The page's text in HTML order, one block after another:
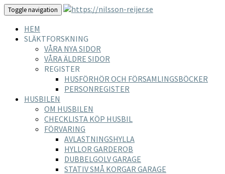
Toggle navigation
HEM
SLÄKTFORSKNING
VÅRA NYA SIDOR
VÅRA ÄLDRE SIDOR
REGISTER
HUSFÖRHÖR OCH FÖRSAMLINGSBÖCKER
PERSONREGISTER
HUSBILEN
OM HUSBILEN
CHECKLISTA KÖP HUSBIL
FÖRVARING
AVLASTNINGSHYLLA
HYLLOR GARDEROB
DUBBELGOLV GARAGE
STATIV SMÅ KORGAR GARAGE